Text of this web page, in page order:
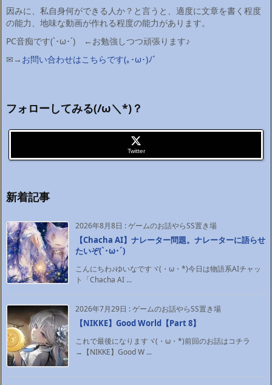
因みに、私自身何ができる人か？と言うと、適度に文章を書く程度
の能力、地味な動画が作れる程度の能力があります。
PC音痴です(`･ω･´)ゞ←お勉強しつつ頑張ります♪
✉→ お問い合わせはこちらです(｡･ω･)ﾉﾞ
フォローしてみる(/ω＼*)？
Twitter
新着記事
2026年8月8日 :ゲームのお話やらSS置き場
【Chacha AI】ナレーター問題。ナレーターに語らせ
たいぞ(`･ω･´)ゞ
こんにちわ♪ゆいなですヾ(・ω・*)今日は物語系AIチャッ
ト「Chacha AI ...
2026年7月29日 :ゲームのお話やらSS置き場
【NIKKE】Good World【Part 8】
これで最後になりますヾ(・ω・*)前回のお話はコチラ
→【NIKKE】Good W ...